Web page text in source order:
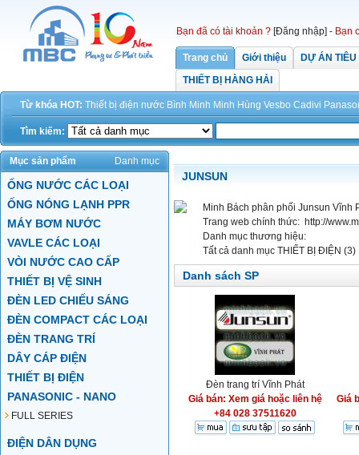
Bạn đã có tài khoản ? [Đăng nhập] - Bạn
Trang chủ Giới thiệu
DỰ ÁN
THIẾT BỊ HÀNG HẢI
Từ khóa HOT: Thiết bị điện nước Bình Minh Minh Hùng Vesbo Cadivi
Tìm kiếm:
Mục sản phẩm Danh mục
ỐNG NƯỚC CÁC LOẠI
ỐNG NÓNG LẠNH PPR
MÁY BƠM NƯỚC
VAVLE CÁC LOẠI
VÒI NƯỚC CAO CẤP
THIẾT BỊ VỆ SINH
ĐÈN LED CHIẾU SÁNG
ĐÈN COMPACT CÁC LOẠI
ĐÈN TRANG TRÍ
DÂY CÁP ĐIỆN
THIẾT BỊ ĐIỆN
PANASONIC - NANO
FULL SERIES
ĐIỆN DÂN DỤNG
JUNSUN
Minh Bách phân phối Junsun Vĩnh
Trang web chính thức: http://
Danh mục thương hiệu:
Tất cả danh mục THIẾT BỊ ĐIỆN (3)
Danh sách SP
Đèn trang trí Vĩnh Phát
Giá bán: Xem giá hoặc liên hệ
+84 028 37511620
Giá